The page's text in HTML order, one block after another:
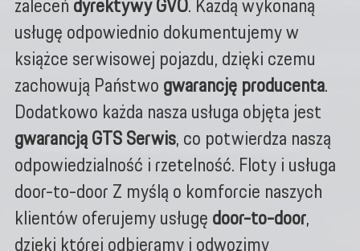
zaleceń dyrektywy GVO. Każdą wykonaną
usługę odpowiednio dokumentujemy w
książce serwisowej pojazdu, dzięki czemu
zachowują Państwo gwarancję producenta.
Dodatkowo każda nasza usługa objęta jest
gwarancją GTS Serwis, co potwierdza naszą
odpowiedzialność i rzetelność. Floty i usługa
door-to-door Z myślą o komforcie naszych
klientów oferujemy usługę door-to-door,
dzięki której odbieramy i odwozimy